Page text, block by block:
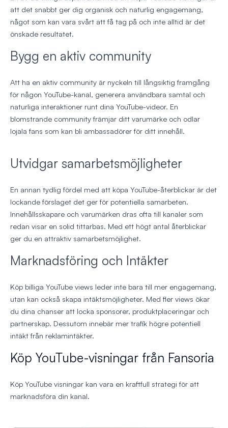
att det snabbt ger dig organisk och naturlig engagemang,
något som kan vara svårt att få tag på och inte alltid är det
önskade resultatet.
Bygg en aktiv community
Att ha en aktiv community är nyckeln till långsiktig framgång
för någon YouTube-kanal, generera användbara samtal och
naturliga interaktioner runt dina YouTube-videor. En
blomstrande community främjar ditt varumärke och odlar
lojala fans som kan bli ambassadörer för ditt innehåll.
Utvidgar samarbetsmöjligheter
En annan tydlig fördel med att köpa YouTube-återblickar är det
lockande förslaget det ger för potentiella samarbeten.
Innehållsskapare och varumärken dras ofta till kanaler som
redan visar en solid tittarbas. Med ett högt antal återblickar
ger du en attraktiv samarbetsmöjlighet.
Marknadsföring och Intäkter
Köp billiga YouTube views leder inte bara till mer engagemang,
utan kan också skapa intäktsmöjligheter. Med fler views ökar
du dina chanser att locka sponsorer, produktplaceringar och
partnerskap. Dessutom innebär mer trafik högre potentiell
intäkt från reklamintäkter.
Köp YouTube-visningar från Fansoria
Köp YouTube visningar kan vara en kraftfull strategi för att
marknadsföra din kanal.